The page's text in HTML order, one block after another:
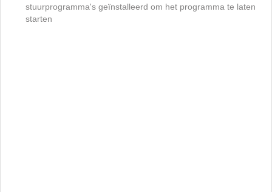
stuurprogramma's geïnstalleerd om het programma te laten
starten